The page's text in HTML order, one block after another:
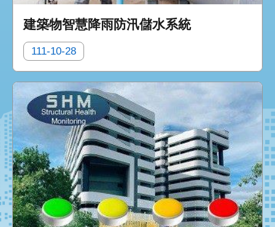
建築物智慧降雨防汛儲水系統
111-10-28